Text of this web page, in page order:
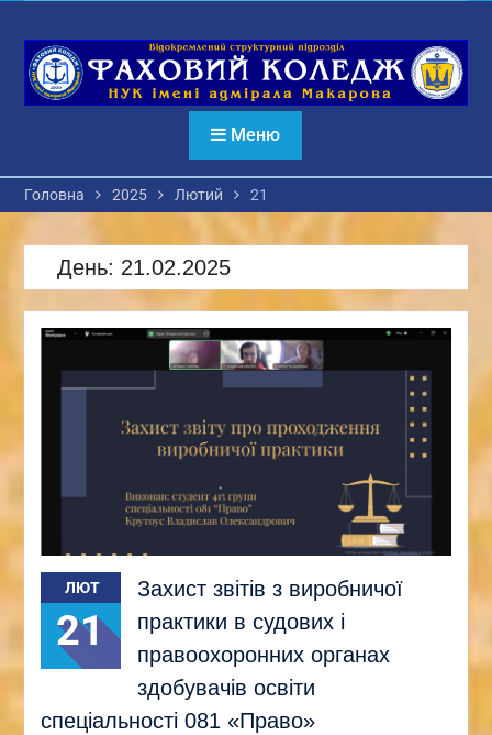
вмісту
Меню
Головна 2025 Лютий 21
День: 21.02.2025
ЛЮТ
21
Захист звітів з виробничої
практики в судових і
правоохоронних органах
здобувачів освіти
спеціальності 081 «Право»